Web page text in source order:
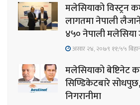
मलेसियाको विस्ट्रन
लागतमा नेपाली
४५० नेपाली मलेसिया
असार २४, २०७९ ११;५५
मलेसियाको बेष्टिनेट
सिण्डिकेटबारे
निगरानीमा